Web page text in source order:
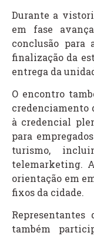
Durante a
em fase
conclusão para
finalização da
entrega da
O encontro
credenciamento
à credencial
para
turismo,
telemarketing.
orientação em
fixos da cidade.
também